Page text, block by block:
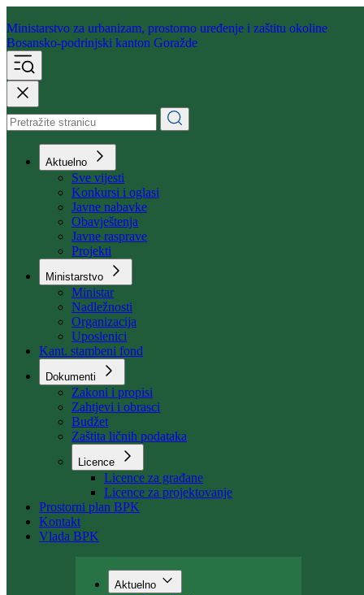
Ministarstvo za urbanizam,
Bosansko-podrinjski kanton Goražde
Aktuelno
Sve vijesti
Konkursi i oglasi
Javne nabavke
Obavještenja
Javne rasprave
Projekti
Ministarstvo
Ministar
Nadležnosti
Organizacija
Uposlenici
Kant. stambeni fond
Dokumenti
Zakoni i propisi
Zahtjevi i obrasci
Budžet
Zaštita ličnih podataka
Licence
Vlada BPK